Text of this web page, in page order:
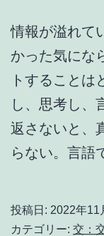
情報が溢れて
かった気にな
トすることは
し、思考し、
返さないと、
らない。言語
投稿日: 2022年11
カテゴリー: 交：